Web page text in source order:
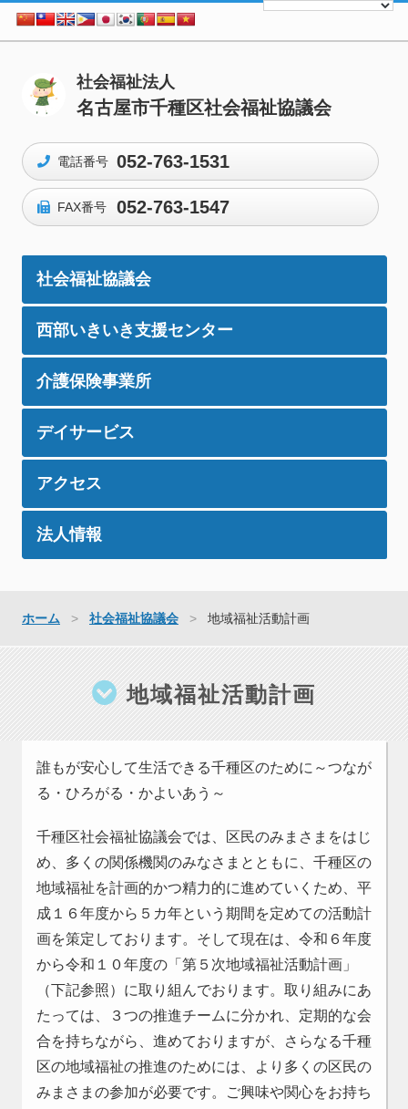
社会福祉法人
名古屋市千種区社会福祉協議会
電話番号 052-763-1531
FAX番号 052-763-1547
社会福祉協議会
西部いきいき支援センター
介護保険事業所
デイサービス
アクセス
法人情報
ホーム 社会福祉協議会 地域福祉活動計画
地域福祉活動計画
誰もが安心して生活できる千種区のために～つなが
る・ひろがる・かよいあう～
千種区社会福祉協議会では、区民のみまさまをはじ
め、多くの関係機関のみなさまとともに、千種区の
地域福祉を計画的かつ精力的に進めていくため、平
成１６年度から５カ年という期間を定めての活動計
画を策定しております。そして現在は、令和６年度
から令和１０年度の「第５次地域福祉活動計画」
（下記参照）に取り組んでおります。取り組みにあ
たっては、３つの推進チームに分かれ、定期的な会
合を持ちながら、進めておりますが、さらなる千種
区の地域福祉の推進のためには、より多くの区民の
みまさまの参加が必要です。ご興味や関心をお持ち